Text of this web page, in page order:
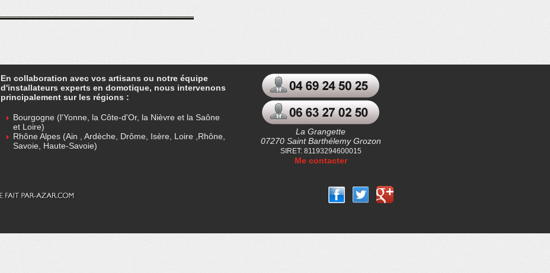
En collaboration avec vos artisans ou notre équipe
d'installateurs experts en domotique, nous intervenons
principalement sur les régions :
Bourgogne (l'Yonne, la Côte-d'Or, la Nièvre et la Saône
et Loire)
Rhône Alpes (Ain , Ardèche, Drôme, Isère, Loire ,Rhône,
Savoie, Haute-Savoie)
La Grangette
07270 Saint Barthélemy Grozon
SIRET: 81193294600015
Me contacter